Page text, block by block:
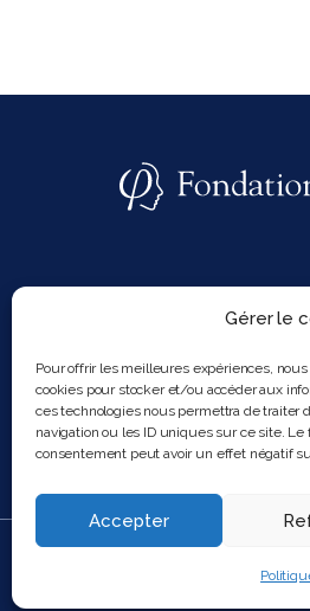
Gérer le
Pour offrir les meilleures expériences,
cookies pour stocker et/ou accéder aux
ces technologies nous permettra de traiter
navigation ou les ID uniques sur ce site.
consentement peut avoir un effet négatif
Accepter